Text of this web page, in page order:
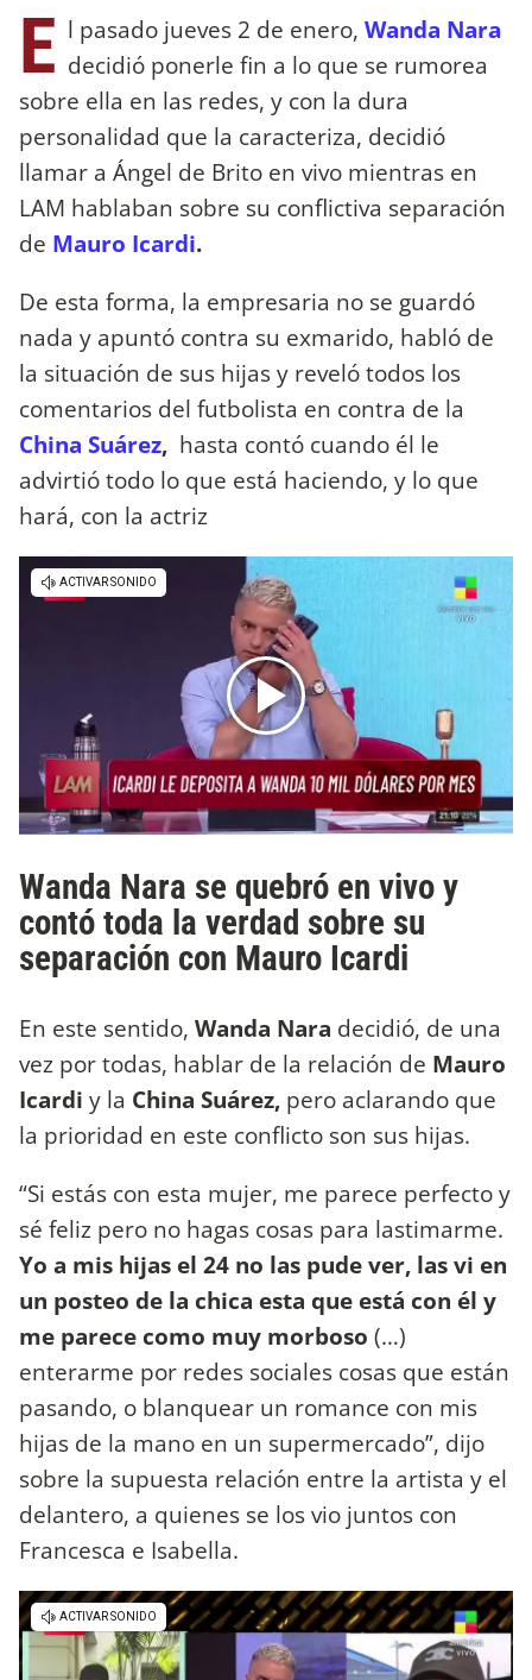
E l pasado jueves 2 de enero, Wanda Nara
decidió ponerle fin a lo que se rumorea
sobre ella en las redes, y con la dura
personalidad que la caracteriza, decidió
llamar a Ángel de Brito en vivo mientras en
LAM hablaban sobre su conflictiva separación
de Mauro Icardi.
De esta forma, la empresaria no se guardó
nada y apuntó contra su exmarido, habló de
la situación de sus hijas y reveló todos los
comentarios del futbolista en contra de la
China Suárez, hasta contó cuando él le
advirtió todo lo que está haciendo, y lo que
hará, con la actriz
Wanda Nara se quebró en vivo y
contó toda la verdad sobre su
separación con Mauro Icardi
En este sentido, Wanda Nara decidió, de una
vez por todas, hablar de la relación de Mauro
Icardi y la China Suárez, pero aclarando que
la prioridad en este conflicto son sus hijas.
“Si estás con esta mujer, me parece perfecto y
sé feliz pero no hagas cosas para lastimarme.
Yo a mis hijas el 24 no las pude ver, las vi en
un posteo de la chica esta que está con él y
me parece como muy morboso (…)
enterarme por redes sociales cosas que están
pasando, o blanquear un romance con mis
hijas de la mano en un supermercado”, dijo
sobre la supuesta relación entre la artista y el
delantero, a quienes se los vio juntos con
Francesca e Isabella.